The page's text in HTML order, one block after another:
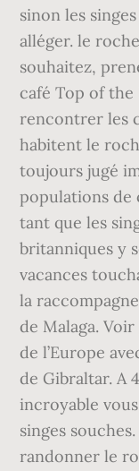
sinon les
alléger. le
souhaitez,
café Top of
rencontrer les
habitent le
toujours jugé
populations de
tant que les
britanniques y
vacances
la
de Malaga.
de l’Europe
de Gibraltar. A
incroyable
singes
randonner le